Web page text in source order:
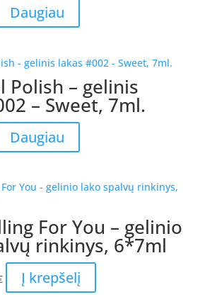
€.
Daugiau
Polish – gelinis
– Sweet, 7ml.
€.
Daugiau
For You – gelinio
rinkinys, 6*7ml
Current
price
Į krepšelį